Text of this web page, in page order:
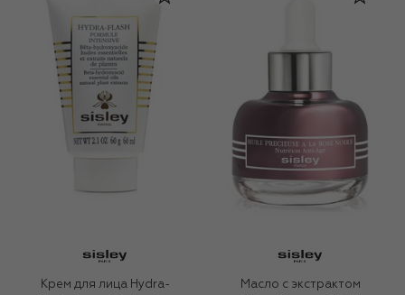
Крем для лица Hydra-
Масло с экстрактом